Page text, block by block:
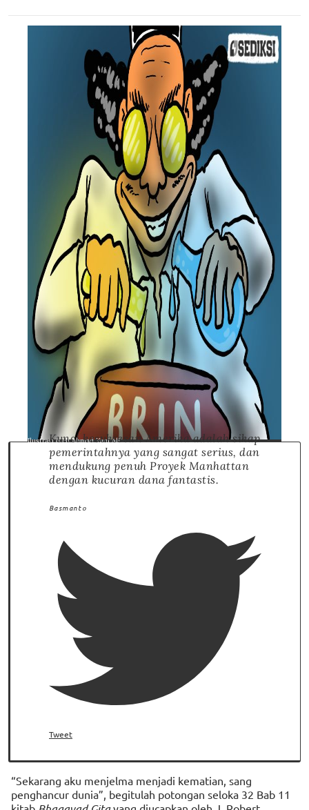
Ilustrasi oleh Ahmad Yani Ali
Kunci kesuksesan Amerika adalah sikap
pemerintahnya yang sangat serius, dan
mendukung penuh Proyek Manhattan
dengan kucuran dana fantastis.
Basmanto
Tweet
“Sekarang aku menjelma menjadi kematian, sang
penghancur dunia”, begitulah potongan seloka 32 Bab 11